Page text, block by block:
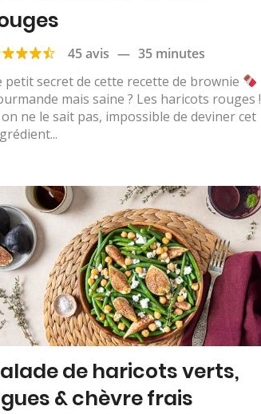
45 avis — 35 minutes
petit secret de cette recette de brownie
mais saine ? Les haricots rouges !
on ne le sait pas, impossible de deviner cet
de haricots verts,
& chèvre frais